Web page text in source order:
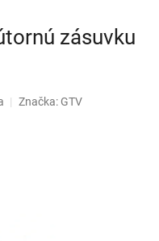
zásuvku
Značka: GTV